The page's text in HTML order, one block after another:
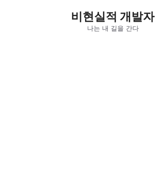
비현실적 개발자
나는 내 길을 간다